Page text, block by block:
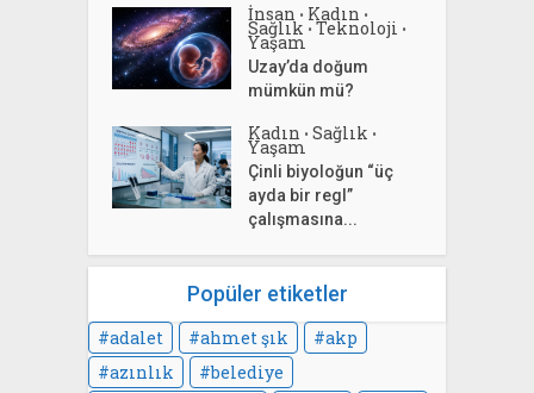
İnsan • Kadın •
Sağlık • Teknoloji •
Yaşam
Uzay’da doğum
mümkün mü?
Kadın • Sağlık •
Yaşam
Çinli biyoloğun “üç
ayda bir regl”
çalışmasına...
Popüler etiketler
adalet ahmet şık
akp
azınlık
belediye